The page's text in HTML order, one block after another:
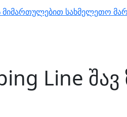
მიმართულებით სახმელეთო
Line შავ